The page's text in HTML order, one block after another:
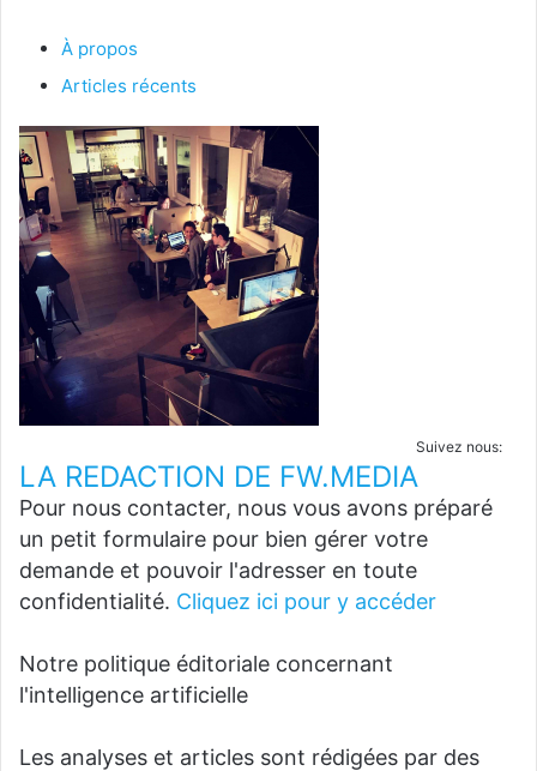
À propos
Articles récents
Suivez nous:
LA REDACTION DE FW.MEDIA
Pour nous contacter, nous vous avons préparé
un petit formulaire pour bien gérer votre
demande et pouvoir l'adresser en toute
confidentialité. Cliquez ici pour y accéder
Notre politique éditoriale concernant
l'intelligence artificielle
Les analyses et articles sont rédigées par des